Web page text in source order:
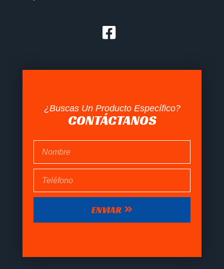
¿Buscas Un Producto Específico?
CONTÁCTANOS
ENVIAR